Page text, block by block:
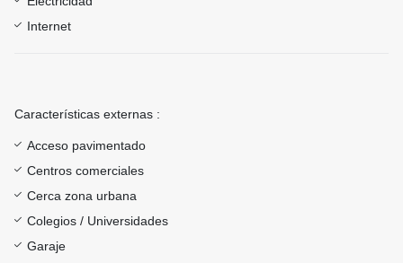
Internet
Características externas :
Acceso pavimentado
Centros comerciales
Cerca zona urbana
Colegios / Universidades
Garaje